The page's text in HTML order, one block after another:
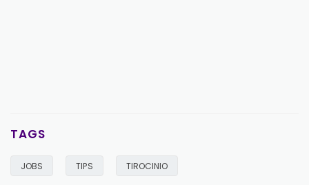
TAGS
JOBS TIPS TIROCINIO